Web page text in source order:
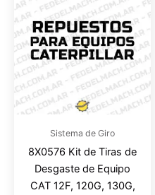
Sistema de Giro
8X0576 Kit de Tiras de
Desgaste de Equipo
CAT 12F, 120G, 130G,